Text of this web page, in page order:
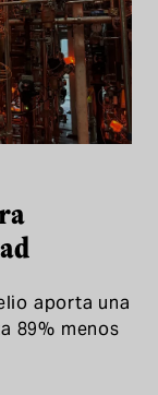
aporta una
89% menos